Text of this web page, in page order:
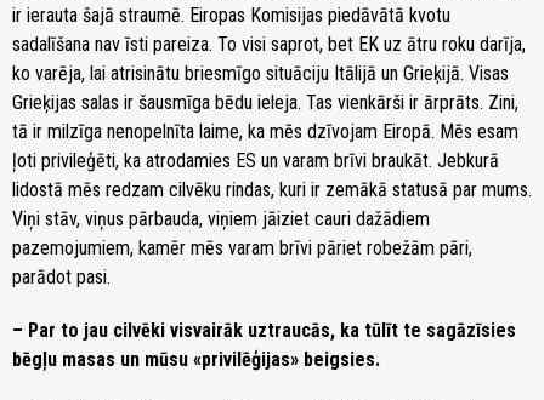
ir ierauta šajā straumē. Eiropas Komisijas piedāvātā kvotu
sadalīšana nav īsti pareiza. To visi saprot, bet EK uz ātru roku darīja,
ko varēja, lai atrisinātu briesmīgo situāciju Itālijā un Grieķijā. Visas
Grieķijas salas ir šausmīga bēdu ieleja. Tas vienkārši ir ārprāts. Zini,
tā ir milzīga nenopelnīta laime, ka mēs dzīvojam Eiropā. Mēs esam
ļoti privileģēti, ka atrodamies ES un varam brīvi braukāt. Jebkurā
lidostā mēs redzam cilvēku rindas, kuri ir zemākā statusā par mums.
Viņi stāv, viņus pārbauda, viņiem jāiziet cauri dažādiem
pazemojumiem, kamēr mēs varam brīvi pāriet robežām pāri,
parādot pasi.
– Par to jau cilvēki visvairāk uztraucās, ka tūlīt te sagāzīsies
bēgļu masas un mūsu «privilēģijas» beigsies.